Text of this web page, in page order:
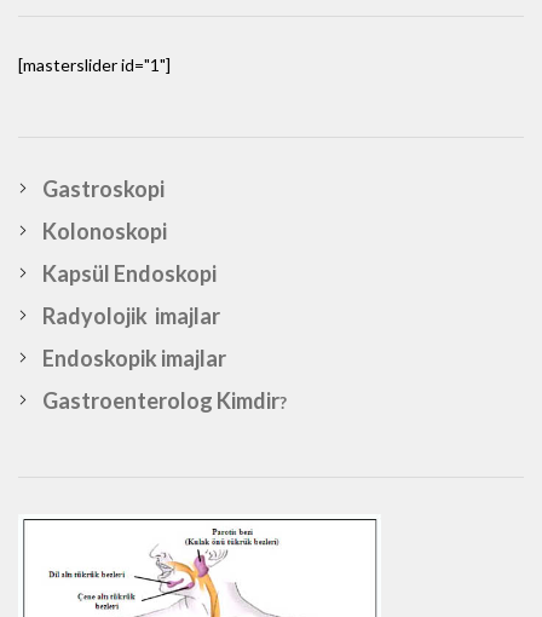
[masterslider id="1"]
Gastroskopi
Kolonoskopi
Kapsül Endoskopi
Radyolojik imajlar
Endoskopik imajlar
Gastroenterolog Kimdir?